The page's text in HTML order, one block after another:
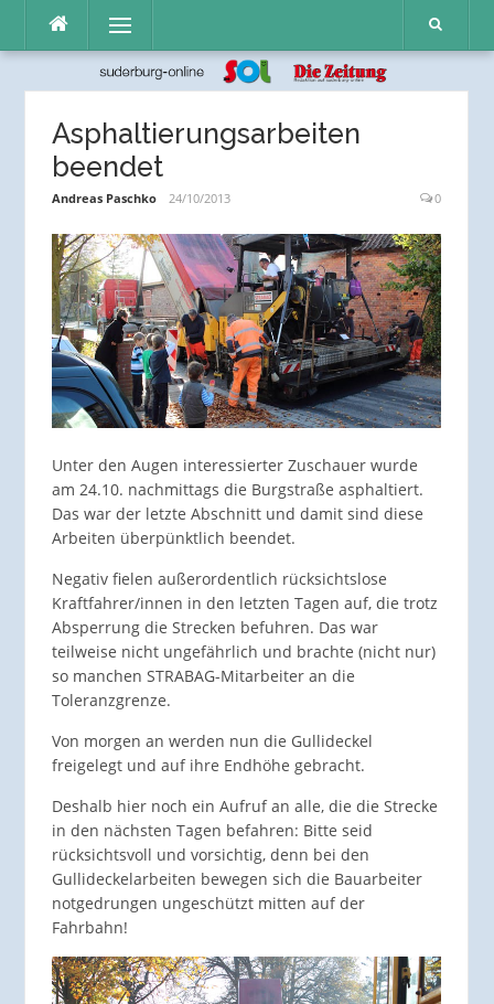
Inhalt
Menü
Asphaltierungsarbeiten
beendet
Andreas Paschko 24/10/2013 0
Unter den Augen interessierter Zuschauer wurde
am 24.10. nachmittags die Burgstraße asphaltiert.
Das war der letzte Abschnitt und damit sind diese
Arbeiten überpünktlich beendet.
Negativ fielen außerordentlich rücksichtslose
Kraftfahrer/innen in den letzten Tagen auf, die trotz
Absperrung die Strecken befuhren. Das war
teilweise nicht ungefährlich und brachte (nicht nur)
so manchen STRABAG-Mitarbeiter an die
Toleranzgrenze.
Von morgen an werden nun die Gullideckel
freigelegt und auf ihre Endhöhe gebracht.
Deshalb hier noch ein Aufruf an alle, die die Strecke
in den nächsten Tagen befahren: Bitte seid
rücksichtsvoll und vorsichtig, denn bei den
Gullideckelarbeiten bewegen sich die Bauarbeiter
notgedrungen ungeschützt mitten auf der
Fahrbahn!